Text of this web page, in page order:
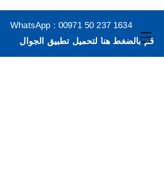
WhatsApp : 00971 50 237 1634
قم بالضغط هنا لتحميل تطبيق الجوال